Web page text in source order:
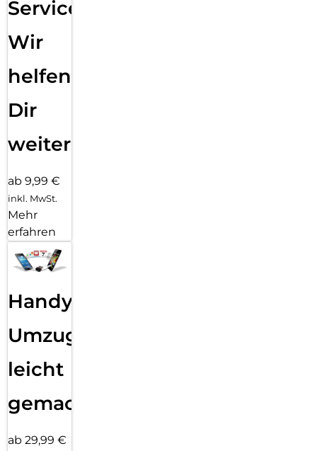
Service:
Wir
helfen
Dir
weiter
ab 9,99 €
inkl. MwSt.
Mehr
erfahren
Handy
Umzug
leicht
gemacht!
ab 29,99 €